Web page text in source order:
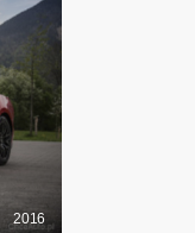
2016